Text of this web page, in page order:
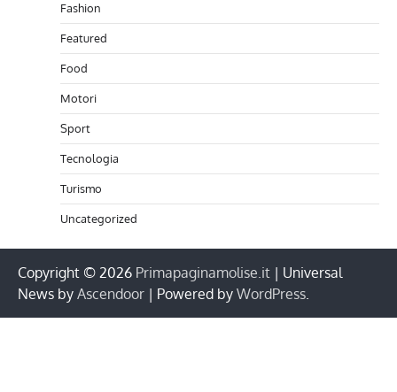
Fashion
Featured
Food
Motori
Sport
Tecnologia
Turismo
Uncategorized
Copyright © 2026 Primapaginamolise.it | Universal
News by Ascendoor | Powered by WordPress.